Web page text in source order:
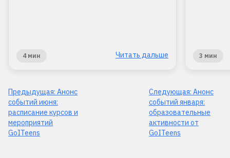
4 мин Читать дальше 3 мин
Предыдущая: Анонс
событий июня:
расписание курсов и
мероприятий
GoITeens
Следующая: Анонс
событий января:
образовательные
активности от
GoITeens